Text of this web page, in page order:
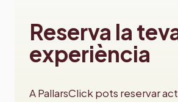
Reserva la
experiència
A PallarsClick pots reservar